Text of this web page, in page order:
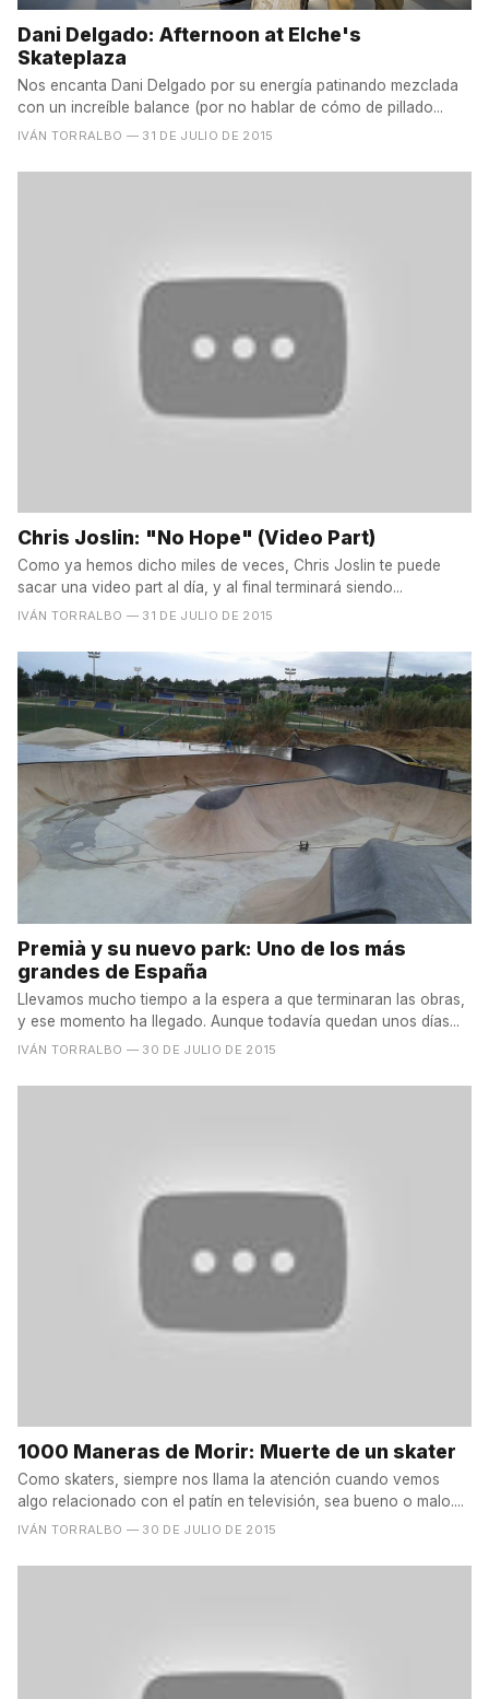
Dani Delgado: Afternoon at Elche's
Skateplaza
Nos encanta Dani Delgado por su energía patinando mezclada
con un increíble balance (por no hablar de cómo de pillado...
IVÁN TORRALBO — 31 DE JULIO DE 2015
Chris Joslin: "No Hope" (Video Part)
Como ya hemos dicho miles de veces, Chris Joslin te puede
sacar una video part al día, y al final terminará siendo...
IVÁN TORRALBO — 31 DE JULIO DE 2015
Premià y su nuevo park: Uno de los más
grandes de España
Llevamos mucho tiempo a la espera a que terminaran las obras,
y ese momento ha llegado. Aunque todavía quedan unos días...
IVÁN TORRALBO — 30 DE JULIO DE 2015
1000 Maneras de Morir: Muerte de un skater
Como skaters, siempre nos llama la atención cuando vemos
algo relacionado con el patín en televisión, sea bueno o malo....
IVÁN TORRALBO — 30 DE JULIO DE 2015